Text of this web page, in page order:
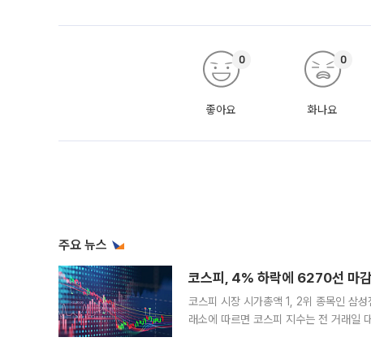
좋아요
0
화나요
0
주요 뉴스
코스피, 4% 하락에 6270선 마
코스피 시장 시가총액 1, 2위 종목인 삼
래소에 따르면 코스피 지수는 전 거래